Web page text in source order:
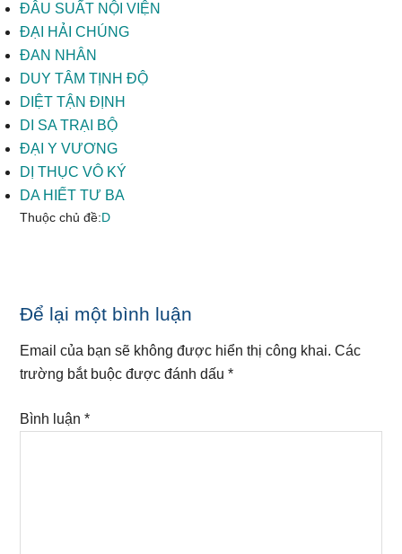
ĐÂU SUẤT NỘI VIỆN
ĐẠI HẢI CHÚNG
ĐAN NHÂN
DUY TÂM TỊNH ĐỘ
DIỆT TẬN ĐỊNH
DI SA TRẠI BỘ
ĐẠI Y VƯƠNG
DỊ THỤC VÔ KÝ
DA HIẾT TƯ BA
Thuộc chủ đề:D
Reader
Interactions
Để lại một bình luận
Email của bạn sẽ không được hiển thị công khai. Các
trường bắt buộc được đánh dấu*
Bình luận*